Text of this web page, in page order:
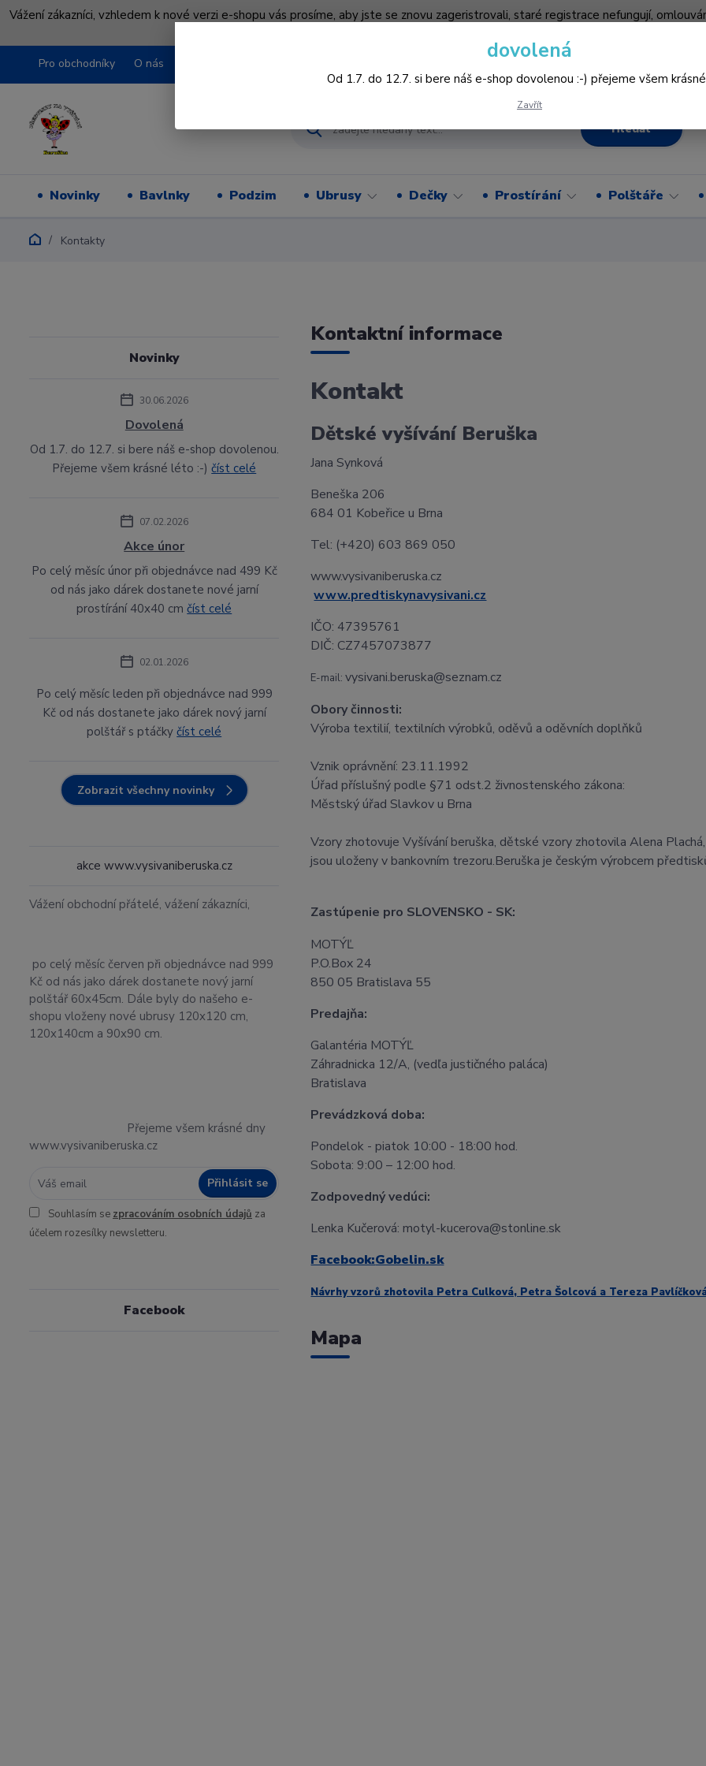
Vážení zákazníci, vzhledem k nové verzi e-shopu vás prosíme, aby jste se znovu zageristrovali, staré registrace nefungují,
Pro obchodníky O nás
Hledat
Novinky Bavlnky Podzim Ubrusy Dečky Prostírání Polštáře
Kontakty
Novinky
30.06.2026
Dovolená
Od 1.7. do 12.7. si bere náš e-shop dovolenou.
Přejeme všem krásné léto :-)číst celé
07.02.2026
Akce únor
Po celý měsíc únor při objednávce nad 499 Kč
od nás jako dárek dostanete nové jarní
prostírání 40x40 cmčíst celé
02.01.2026
Po celý měsíc leden při objednávce nad 999
Kč od nás dostanete jako dárek nový jarní
polštář s ptáčkyčíst celé
Zobrazit všechny novinky
akce www.vysivaniberuska.cz
Vážení obchodní přátelé, vážení zákazníci,
po celý měsíc červen při objednávce nad 999
Kč od nás jako dárek dostanete nový jarní
polštář 60x45cm. Dále byly do našeho e-
shopu vloženy nové ubrusy 120x120 cm,
120x140cm a 90x90 cm.
Přejeme všem krásné dny
www.vysivaniberuska.cz
Přihlásit se
Souhlasím se zpracováním osobních údajů za
účelem rozesílky newsletteru.
Facebook
Kontaktní informace
Kontakt
Dětské vyšívání Beruška
Jana Synková
Beneška 206
684 01 Kobeřice u Brna
Tel: (+420) 603 869 050
www.vysivaniberuska.cz
www.predtiskynavysivani.cz
IČO: 47395761
DIČ: CZ7457073877
E-mail:vysivani.beruska@seznam.cz
Obory činnosti:
Výroba textilií, textilních výrobků, oděvů a oděvních doplňků
Vznik oprávnění: 23.11.1992
Úřad příslušný podle §71 odst.2 živnostenského zákona:
Městský úřad Slavkov u Brna
Vzory zhotovuje Vyšívání beruška, dětské vzory zhotovila Alena
jsou uloženy v bankovním trezoru.Beruška je českým výrobcem
Zastúpenie pro SLOVENSKO - SK:
MOTÝĽ
P.O.Box 24
850 05 Bratislava 55
Predajňa:
Galantéria MOTÝĽ
Záhradnicka 12/A, (vedľa justičného paláca)
Bratislava
Prevádzková doba:
Pondelok - piatok 10:00 - 18:00 hod.
Sobota: 9:00 – 12:00 hod.
Zodpovedný vedúci:
Lenka Kučerová: motyl-kucerova@stonline.sk
Facebook:Gobelin.sk
Návrhy vzorů zhotovila Petra Culková, Petra Šolcová a Tereza
Mapa
dovolená
Od 1.7. do 12.7. si bere náš e-shop dovolenou :-) přejeme všem
Zavřít